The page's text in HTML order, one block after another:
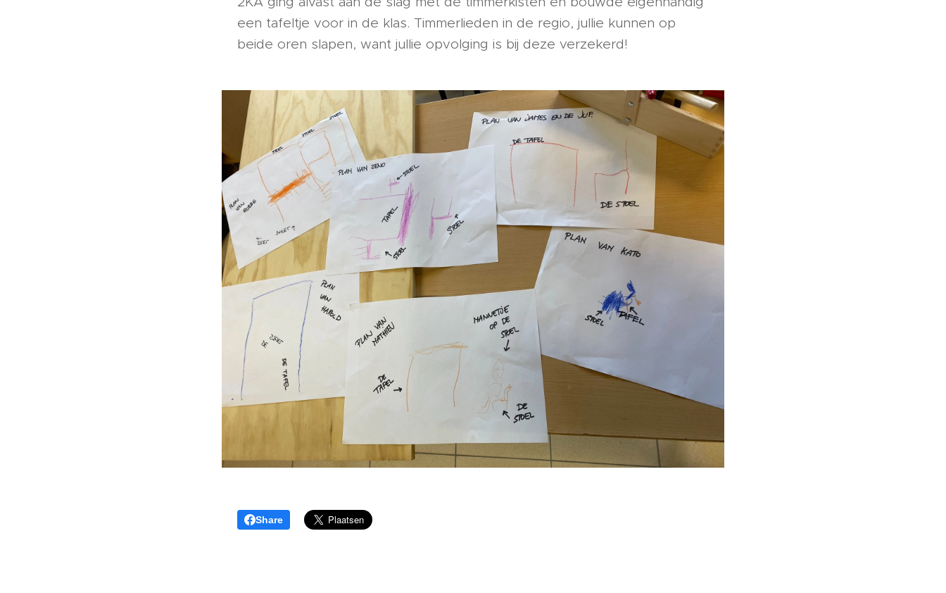
een tafeltje voor in de klas. Timmerlieden in de regio, jullie kunnen op
beide oren slapen, want jullie opvolging is bij deze verzekerd!
Share